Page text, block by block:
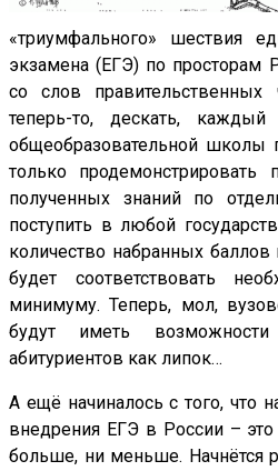
«триумфального» шествия
экзамена (ЕГЭ) по просторам
со слов
теперь-то, дескать, каждый
общеобразовательной школы
только продемонстрировать
полученных знаний по
поступить в любой
количество набранных
будет соответствовать
минимуму. Теперь, мол,
будут иметь возможности
абитуриентов как липок…
А ещё начиналось с того, что
внедрения ЕГЭ в России –
больше, ни меньше. Начнётся